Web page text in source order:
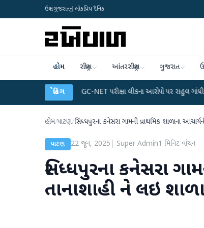
ઉત્તર ગુજરાતનું લોકપ્રિય દૈનિક
હોમ રાષ્ટ્રીય આંતરરાષ્ટ્રીય ગુજરાત
બ્રેકિંગ
UGC-NET પરીક્ષા લીકના આરોપો પર રાહુલ ગાંધીએ કેન્દ્ર પર પ્રહાર
હોમ/પાટણ/સિધ્ધપુરના કનેસરા ગામની પ્રાથમિક શાળાના
પાટણ 22 જૂન, 2025 Super Admin1 મિનિટ વાંચન
સિધ્ધપુરના કનેસરા
તાનાશાહી ને લઇ